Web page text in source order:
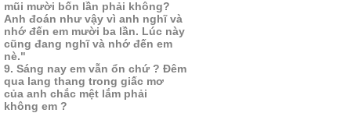
mũi mười bốn lần phải không?
Anh đoán như vậy vì anh nghĩ và
nhớ đến em mười ba lần. Lúc này
cũng đang nghĩ và nhớ đến em
nè."
9. Sáng nay em vẫn ổn chứ ? Đêm
qua lang thang trong giấc mơ
của anh chắc mệt lắm phải
không em ?